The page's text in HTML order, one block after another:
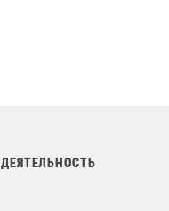
ДЕЯТЕЛЬНОСТЬ